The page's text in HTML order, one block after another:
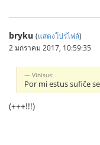
bryku (แสดงโปรไฟล์)
2 มกราคม 2017, 10:59:35
Vinisus:
Por mi estus sufiĉe
(+++!!!)